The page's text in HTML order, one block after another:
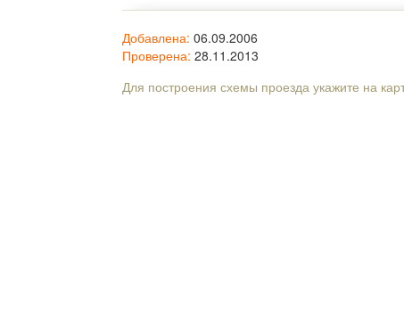
Добавлена: 06.09.2006
Проверена: 28.11.2013
Для построения схемы проезда укажите на